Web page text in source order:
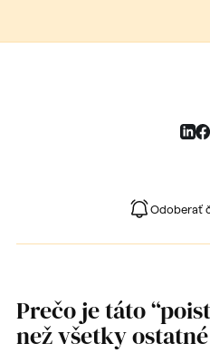
Odoberať
Prečo je táto
než všetky